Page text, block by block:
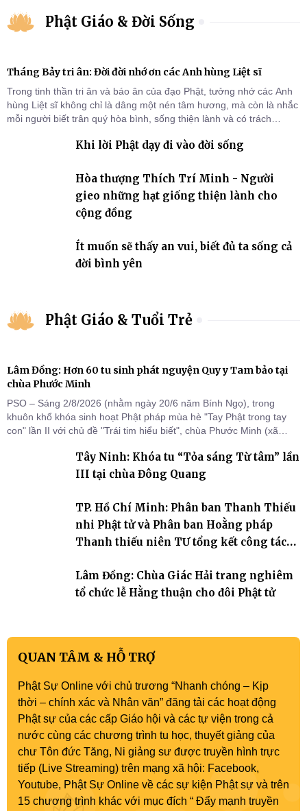
Phật Giáo & Đời Sống
Tháng Bảy tri ân: Đời đời nhớ ơn các Anh hùng Liệt sĩ
Trong tinh thần tri ân và báo ân của đạo Phật, tưởng nhớ các Anh
hùng Liệt sĩ không chỉ là dâng một nén tâm hương, mà còn là nhắc
mỗi người biết trân quý hòa bình, sống thiện lành và có trách
Khi lời Phật dạy đi vào đời sống
Hòa thượng Thích Trí Minh - Người
gieo những hạt giống thiện lành cho
cộng đồng
Ít muốn sẽ thấy an vui, biết đủ ta sống cả
đời bình yên
Phật Giáo & Tuổi Trẻ
Lâm Đồng: Hơn 60 tu sinh phát nguyện Quy y Tam bảo tại
chùa Phước Minh
PSO – Sáng 2/8/2026 (nhằm ngày 20/6 năm Bính Ngọ), trong
khuôn khổ khóa sinh hoạt Phật pháp mùa hè "Tay Phật trong tay
con" lần II với chủ đề "Trái tim hiểu biết", chùa Phước Minh (xã
cho hơn 60 tu sinh.Tây Ninh: Khóa tu “Tỏa sáng Từ tâm” lần
III tại chùa Đông Quang
TP. Hồ Chí Minh: Phân ban Thanh Thiếu
nhi Phật tử và Phân ban Hoằng pháp
Thanh thiếu niên TƯ tổng kết công tác
Lâm Đồng: Chùa Giác Hải trang nghiêm
tổ chức lễ Hằng thuận cho đôi Phật tử
QUAN TÂM & HỖ TRỢ
Phật Sự Online với chủ trương “Nhanh chóng – Kịp
thời – chính xác và Nhân văn” đăng tải các hoạt động
Phật sự của các cấp Giáo hội và các tự viện trong cả
nước cùng các chương trình tu học, thuyết giảng của
chư Tôn đức Tăng, Ni giảng sư được truyền hình trực
tiếp (Live Streaming) trên mạng xã hội: Facebook,
Youtube, Phật Sự Online về các sự kiện Phật sự và trên
15 chương trình khác với mục đích “ Đẩy mạnh truyền